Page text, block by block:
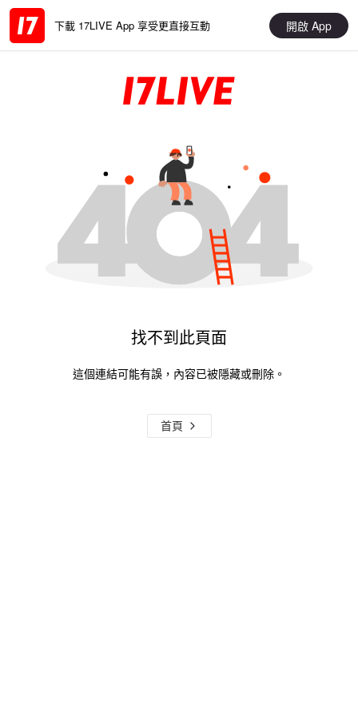
下載 17LIVE App 享受更直接互動 開啟 App
找不到此頁面
這個連結可能有誤，內容已被隱藏或刪除。
首頁